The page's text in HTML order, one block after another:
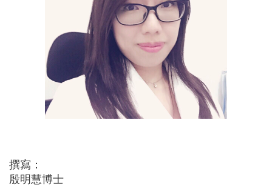
撰寫：
殷明慧博士